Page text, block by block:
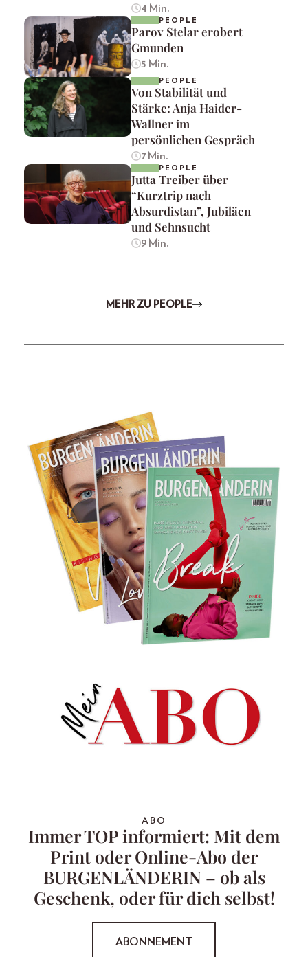
4 Min.
PEOPLE
Parov Stelar erobert
Gmunden
5 Min.
PEOPLE
Von Stabilität und
Stärke: Anja Haider-
Wallner im
persönlichen Gespräch
7 Min.
PEOPLE
Jutta Treiber über
“Kurztrip nach
Absurdistan”, Jubiläen
und Sehnsucht
9 Min.
MEHR ZU PEOPLE
ABO
Immer TOP informiert: Mit dem
Print oder Online-Abo der
BURGENLÄNDERIN – ob als
Geschenk, oder für dich selbst!
ABONNEMENT